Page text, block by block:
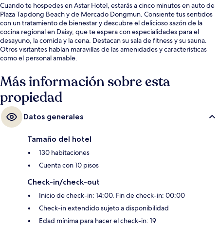
Cuando te hospedes en Astar Hotel, estarás a cinco minutos en auto de
Plaza Tapdong Beach y de Mercado Dongmun. Consiente tus sentidos
con un tratamiento de bienestar y descubre el delicioso sazón de la
cocina regional en Daisy, que te espera con especialidades para el
desayuno, la comida y la cena. Destacan su sala de fitness y su sauna.
Otros visitantes hablan maravillas de las amenidades y características
como el personal amable.
Más información sobre esta
propiedad
Datos generales
Tamaño del hotel
130 habitaciones
Cuenta con 10 pisos
Check-in/check-out
Inicio de check-in: 14:00. Fin de check-in: 00:00
Check-in extendido sujeto a disponibilidad
Edad mínima para hacer el check-in: 19